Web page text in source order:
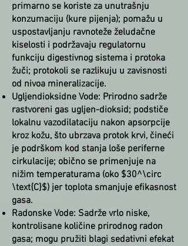
primarno se koriste za unutrašnju
konzumaciju (kure pijenja); pomažu u
uspostavljanju ravnoteže želudačne
kiselosti i podržavaju regulatornu
funkciju digestivnog sistema i protoka
žuči; protokoli se razlikuju u zavisnosti
od nivoa mineralizacije.
Ugljendioksidne Vode: Prirodno sadrže
rastvoreni gas ugljen-dioksid; podstiče
lokalnu vazodilataciju nakon apsorpcije
kroz kožu, što ubrzava protok krvi, čineći
je podrškom kod stanja loše periferne
cirkulacije; obično se primenjuje na
nižim temperaturama (oko $30^\circ
\text{C}$) jer toplota smanjuje efikasnost
gasa.
Radonske Vode: Sadrže vrlo niske,
kontrolisane količine prirodnog radon
gasa; mogu pružiti blagi sedativni efekat